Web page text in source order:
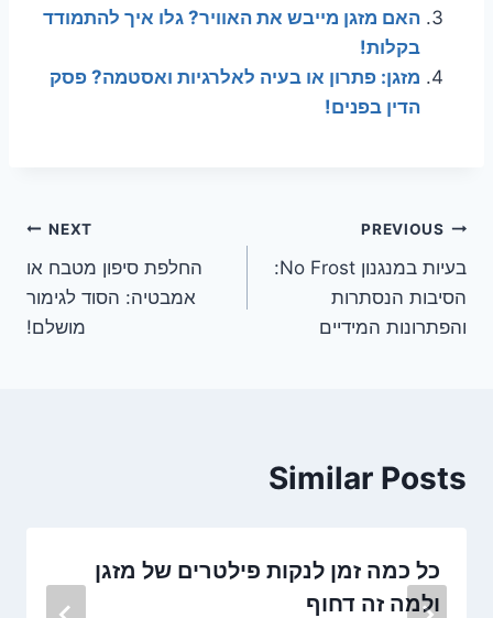
האם מזגן מייבש את האוויר? גלו איך להתמודד
בקלות!
מזגן: פתרון או בעיה לאלרגיות ואסטמה? פסק
הדין בפנים!
ניווט
PREVIOUS
בעיות במנגנון No Frost:
הסיבות הנסתרות
והפתרונות המידיים
NEXT
החלפת סיפון מטבח או
אמבטיה: הסוד לגימור
מושלם!
Similar Posts
כל כמה זמן לנקות פילטרים של מזגן
ולמה זה דחוף